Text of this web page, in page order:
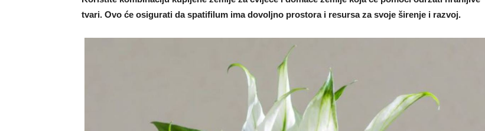
tvari. Ovo će osigurati da spatifilum ima dovoljno prostora i resursa za svoje širenje i razvoj.